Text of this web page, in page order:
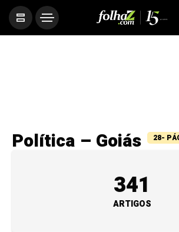
Política – Goiás 28-
341
ARTIGOS